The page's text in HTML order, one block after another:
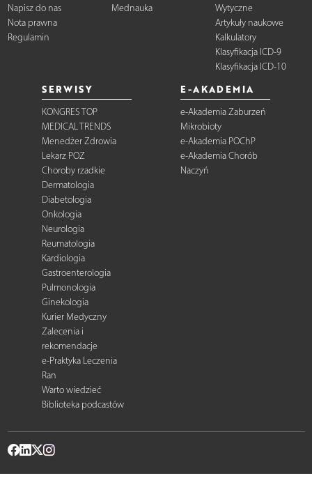
Napisz do nas
Nota prawna
Regulamin
Mednauka
Wytyczne
Artykuły naukowe
Kalkulatory
Klasyfikacja ICD-9
Klasyfikacja ICD-10
SERWISY
KONGRES TOP
MEDICAL TRENDS
Menedżer Zdrowia
Lekarz POZ
Choroby rzadkie
Dermatologia
Diabetologia
Onkologia
Neurologia
Reumatologia
Kardiologia
Gastroenterologia
Pulmonologia
Ginekologia
Kurier Medyczny
Zalecenia i
rekomendacje
e-Praktyka Leczenia
Ran
Warto wiedzieć
Biblioteka podcastów
E-AKADEMIA
e-Akademia Zaburzeń
Mikrobioty
e-Akademia POChP
e-Akademia Chorób
Naczyń